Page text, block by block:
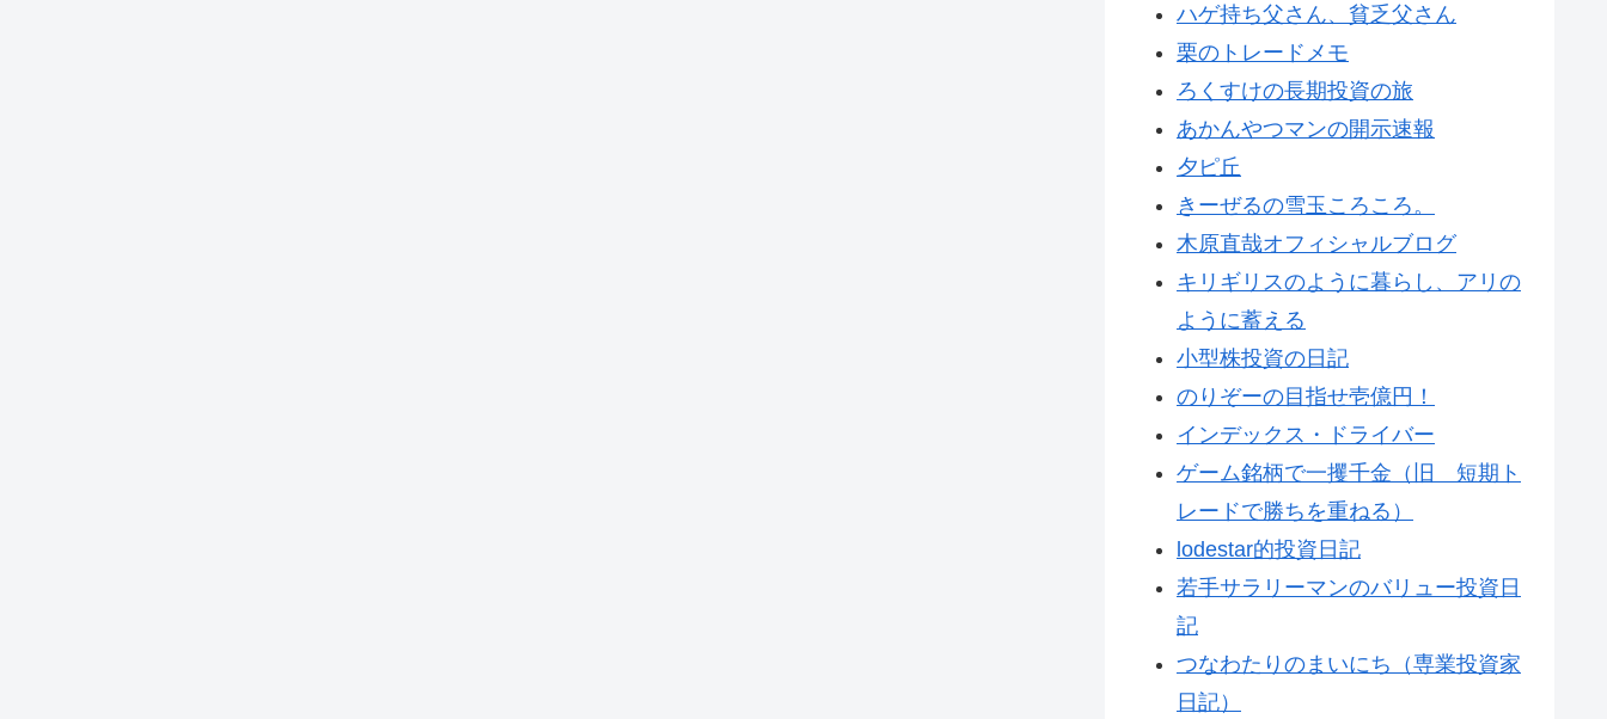
ハゲ持ち父さん、貧乏父さん
栗のトレードメモ
ろくすけの長期投資の旅
あかんやつマンの開示速報
夕ピ丘
きーぜるの雪玉ころころ。
木原直哉オフィシャルブログ
キリギリスのように暮らし、アリの
ように蓄える
小型株投資の日記
のりぞーの目指せ壱億円！
インデックス・ドライバー
ゲーム銘柄で一攫千金（旧 短期ト
レードで勝ちを重ねる）
lodestar的投資日記
若手サラリーマンのバリュー投資日
記
つなわたりのまいにち（専業投資家
日記）